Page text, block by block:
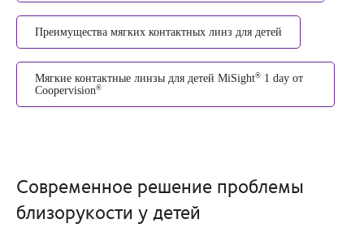
Преимущества мягких контактных линз для детей
Мягкие контактные линзы для детей MiSight® 1 day от
Coopervision®
Современное решение проблемы
близорукости у детей